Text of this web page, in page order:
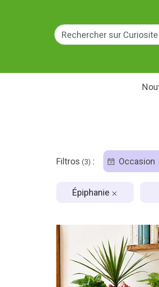
Filtros (3) : Occasion
Épiphanie